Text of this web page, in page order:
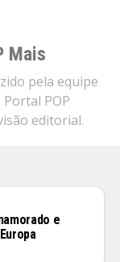
Mais
pela equipe
POP
editorial.
e